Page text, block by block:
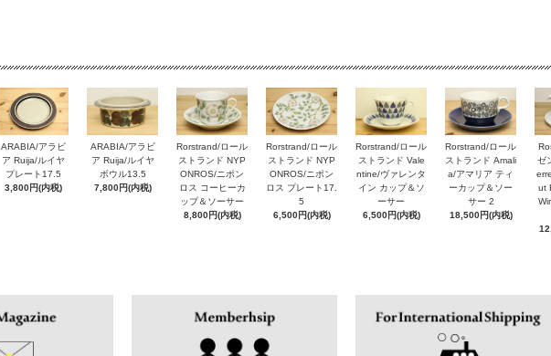
ARABIA/アラビ
ア Ruija/ルイヤ
プレート17.5
3,800円(内税)
ARABIA/アラビ
ア Ruija/ルイヤ
ボウル13.5
7,800円(内税)
Rorstrand/ロール
ストランド NYP
ONROS/ニポン
ロス コーヒーカ
ップ＆ソーサー
8,800円(内税)
Rorstrand/ロール
ストランド NYP
ONROS/ニポン
ロス プレート17.
5
6,500円(内税)
Rorstrand/ロール
ストランド Vale
ntine/ヴァレンタ
イン カップ＆ソ
ーサー
6,500円(内税)
Rorstrand/ロール
ストランド Amali
a/アマリア ティ
ーカップ＆ソー
サー 2
18,500円(内税)
ゼ
ut